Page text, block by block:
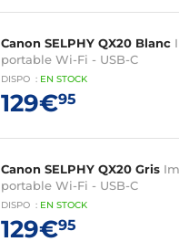
Canon SELPHY QX20 Blanc
portable Wi-Fi - USB-C
DISPO : EN STOCK
129€95
Canon SELPHY QX20 Gris
portable Wi-Fi - USB-C
DISPO : EN STOCK
129€95